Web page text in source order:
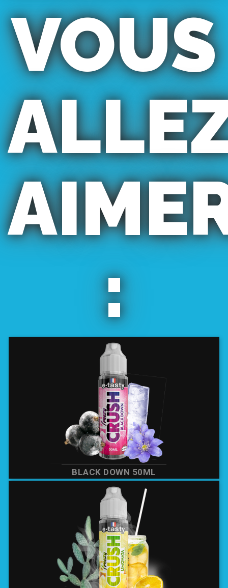
VOUS
:
BLACK DOWN 50ML